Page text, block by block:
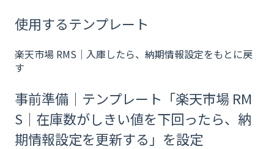
使用するテンプレート
楽天市場 RMS｜入庫したら、納期情報設定をもとに戻
す
事前準備｜テンプレート「楽天市場 RM
S｜在庫数がしきい値を下回ったら、納
期情報設定を更新する」を設定